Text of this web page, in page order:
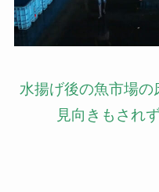
水揚げ後の魚市場
見向きもされ